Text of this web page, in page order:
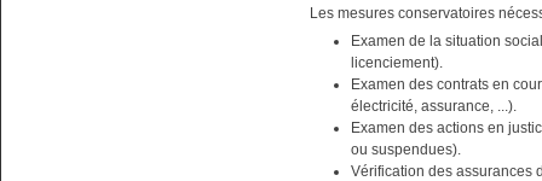
Les mesures conservatoires
Examen de la situation
licenciement).
Examen des contrats en
électricité, assurance, ...).
Examen des actions en
ou suspendues).
Vérification des assurances